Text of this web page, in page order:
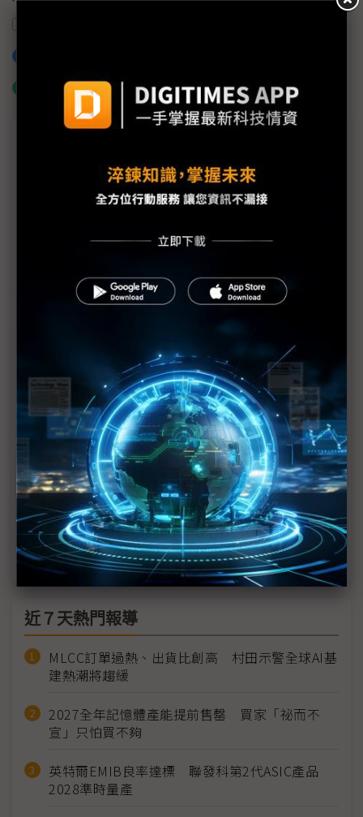
什麼是「關鍵字追蹤」
形塑未來智慧生活 新世代MCU現身
STM32產品線完整 意法半導體強化智慧應用市場
MCU安全意識抬頭 SAM L10/L11讓系統不受威脅
深耕智慧應用市場 兆易創新GD32效能十足
聚焦IoT應用 NXP提供完整MCU方案
因應物聯網需求 Silicon Labs打造下一代MCU
五大產品線各有特色 靈動微電子MCU讓應用最大化
整合MCU技術 加速語音辨識市場成熟
智慧眼鏡重回戰場 轉抱企業應用市場
近７天熱門報導
MLCC訂單過熱、出貨比創高 村田示警全球AI基
建熱潮將趨緩
2027全年記憶體產能提前售罄 買家「祕而不
宣」只怕買不夠
英特爾EMIB良率達標 聯發科第2代ASIC產品
2028準時量產